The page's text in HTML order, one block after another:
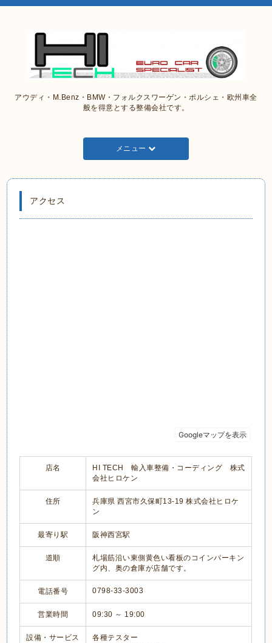
アウディ・M.Benz・BMW・フォルクスワーゲン・ポルシェ・欧州車全
般を得意とする整備会社です。
メニュー
アクセス
店名
HI TECH 輸入車整備・コーディング 株式
会社ヒロケン
住所
兵庫県 西宮市久保町13-19 株式会社ヒロケ
ン
最寄り駅 阪神西宮駅
道順
札場筋沿い東側黄色い看板のコインパーキン
グ内、奥の倉庫が店舗です。
電話番号 0798-33-3003
営業時間 09:30 ～ 19:00
設備・サービス
各種テスター